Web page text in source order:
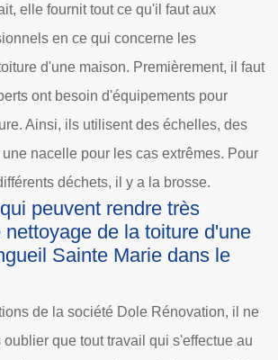
elle fournit tout ce qu'il faut aux
en ce qui concerne les
d'une maison. Premièrement, il faut
ont besoin d'équipements pour
Ainsi, ils utilisent des échelles, des
nacelle pour les cas extrêmes. Pour
déchets, il y a la brosse.
peuvent rendre très
nettoyage de la toiture d'une
Sainte Marie dans le
de la société Dole Rénovation, il ne
que tout travail qui s'effectue au